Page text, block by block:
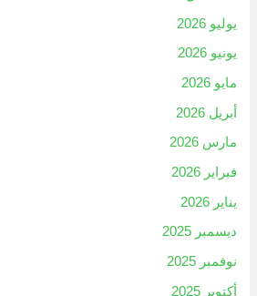
يوليو 2026
يونيو 2026
مايو 2026
أبريل 2026
مارس 2026
فبراير 2026
يناير 2026
ديسمبر 2025
نوفمبر 2025
أكتوبر 2025